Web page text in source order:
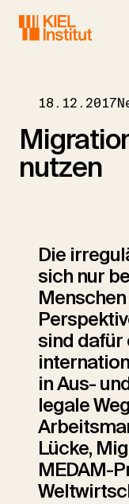
18.12.2017
nutzen
Die
sich nur
sind dafür
in Aus-
legale
Lücke,
MEDAM-